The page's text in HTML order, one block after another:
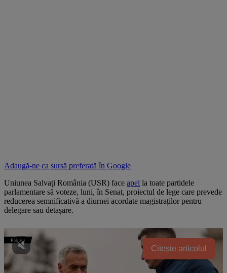
Adaugă-ne ca sursă preferată în Google
Uniunea Salvați România (USR) face apel la toate partidele
parlamentare să voteze, luni, în Senat, proiectul de lege care prevede
reducerea semnificativă a diurnei acordate magistraților pentru
delegare sau detașare.
Citește articolul